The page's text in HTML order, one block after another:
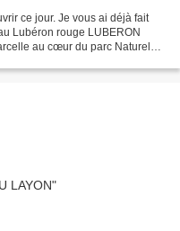
ce jour. Je vous ai déjà fait
Lubéron rouge LUBERON
au cœur du parc Naturel